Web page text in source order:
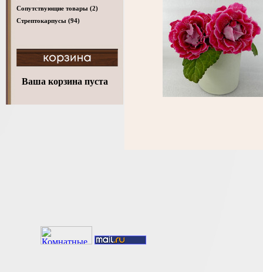
Cопутствующие товары (2)
Стрептокарпусы (94)
Ваша корзина пуста